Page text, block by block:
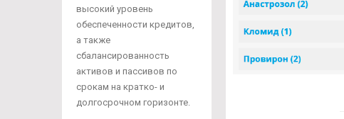
высокий уровень
обеспеченности кредитов,
а также
сбалансированность
активов и пассивов по
срокам на кратко- и
долгосрочном горизонте.